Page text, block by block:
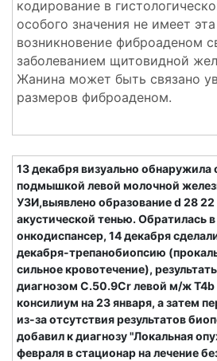
кодирование в
особого значения не имеет
возникновение фиброаденом
заболеванием щитовидной
Жанина может быть связано
размеров фиброаденом.
13 декабря визуально обнаружила
подмышкой левой молочной
УЗИ,выявлено образование d 28
акустической тенью. Обратилась
онкодиспансер, 14 декабря
декабря-трепанобиопсию
сильное кровотечение),
диагнозом С.50.9Сr левой м/ж Т4b
консилиум на 23 января, а затем
из-за отсутствия результатов
добавил к диагнозу "Локальная
февраля в стационар на лечение